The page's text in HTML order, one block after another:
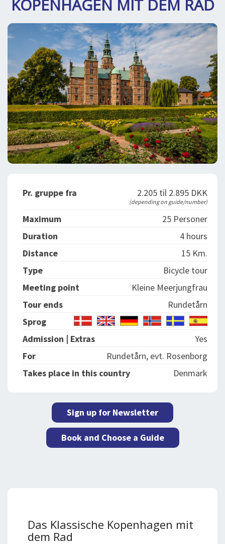
BOOKING
LECTURES
ABOUT US
KOPENHAGEN MIT DEM RAD
Pr. gruppe fra 2.205 til 2.895 DKK
(depending on guide/number)
Maximum
25 Personer
Duration
4 hours
Distance
15 Km.
Type
Bicycle tour
Meeting point
Kleine Meerjungfrau
Tour ends
Rundetårn
Sprog
Admission | Extras
Yes
For
Rundetårn, evt. Rosenborg
Takes place in this country
Denmark
Sign up for Newsletter
Book and Choose a Guide
Das Klassische Kopenhagen mit
dem Rad